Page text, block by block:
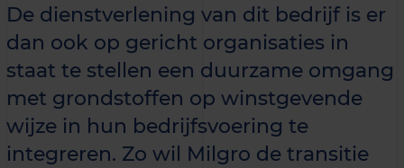
De dienstverlening van dit bedrijf is er
dan ook op gericht organisaties in
staat te stellen een duurzame omgang
met grondstoffen op winstgevende
wijze in hun bedrijfsvoering te
integreren. Zo wil Milgro de transitie